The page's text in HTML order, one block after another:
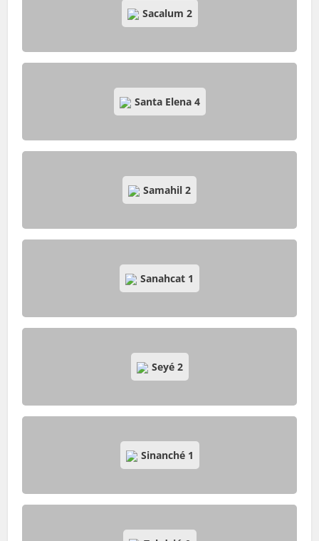
Sacalum 2
Santa Elena 4
Samahil 2
Sanahcat 1
Seyé 2
Sinanché 1